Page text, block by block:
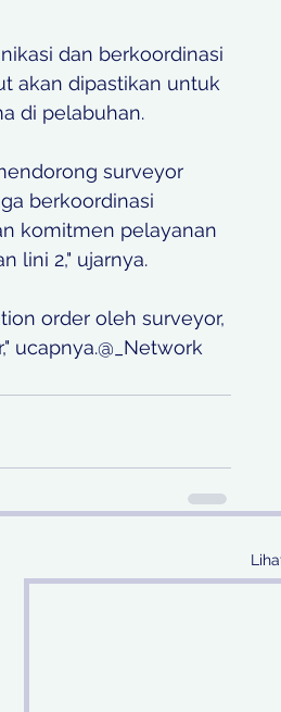
dan berkoordinasi
akan dipastikan untuk
di pelabuhan.
surveyor
berkoordinasi
komitmen pelayanan
lini 2," ujarnya.
order oleh surveyor,
ucapnya.@_Network